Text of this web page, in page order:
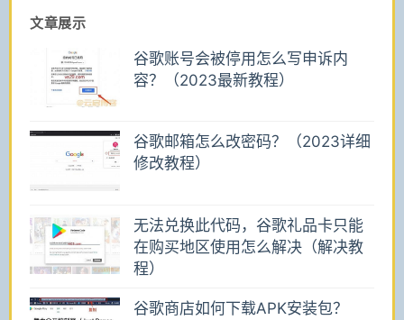
文章展示
谷歌账号会被停用怎么写申诉内
容？（2023最新教程）
谷歌邮箱怎么改密码？（2023详细
修改教程）
无法兑换此代码，谷歌礼品卡只能
在购买地区使用怎么解决（解决教
程）
谷歌商店如何下载APK安装包？